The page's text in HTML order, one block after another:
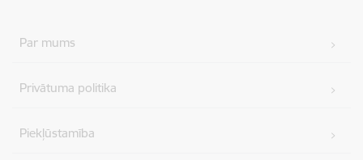
Par mums
Privātuma politika
Piekļūstamība